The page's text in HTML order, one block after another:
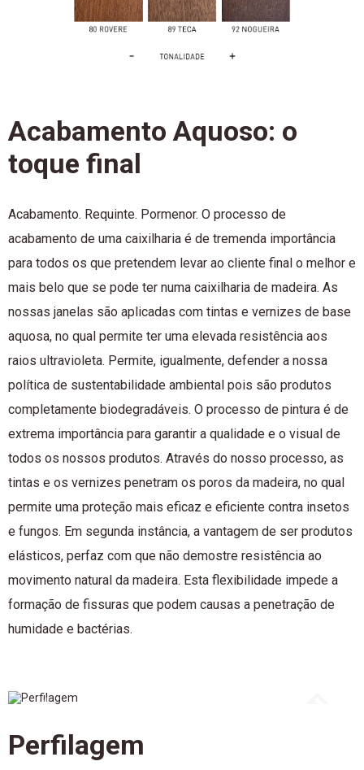
Acabamento Aquoso: o
toque final
Acabamento. Requinte. Pormenor. O processo de
acabamento de uma caixilharia é de tremenda importância
para todos os que pretendem levar ao cliente final o melhor e
mais belo que se pode ter numa caixilharia de madeira. As
nossas janelas são aplicadas com tintas e vernizes de base
aquosa, no qual permite ter uma elevada resistência aos
raios ultravioleta. Permite, igualmente, defender a nossa
política de sustentabilidade ambiental pois são produtos
completamente biodegradáveis. O processo de pintura é de
extrema importância para garantir a qualidade e o visual de
todos os nossos produtos. Através do nosso processo, as
tintas e os vernizes penetram os poros da madeira, no qual
permite uma proteção mais eficaz e eficiente contra insetos
e fungos. Em segunda instância, a vantagem de ser produtos
elásticos, perfaz com que não demostre resistência ao
movimento natural da madeira. Esta flexibilidade impede a
formação de fissuras que podem causas a penetração de
humidade e bactérias.
Perfilagem